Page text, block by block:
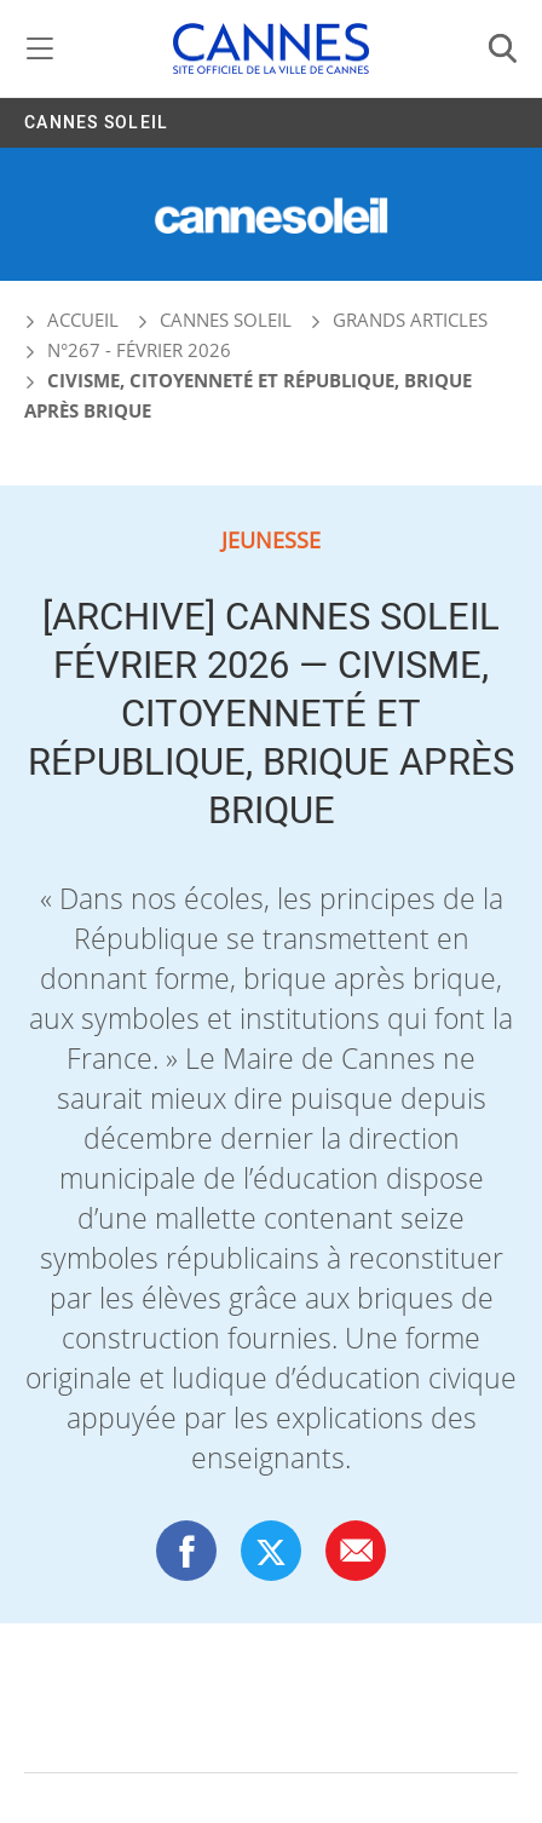
CANNES SOLEIL
ACCUEIL CANNES SOLEIL
GRANDS ARTICLES
N°267 - FÉVRIER 2026
CIVISME, CITOYENNETÉ ET RÉPUBLIQUE, BRIQUE
APRÈS BRIQUE
JEUNESSE
[ARCHIVE] CANNES SOLEIL
FÉVRIER 2026 — CIVISME,
CITOYENNETÉ ET
RÉPUBLIQUE, BRIQUE APRÈS
BRIQUE
« Dans nos écoles, les principes de la
République se transmettent en
donnant forme, brique après brique,
aux symboles et institutions qui font la
France. » Le Maire de Cannes ne
saurait mieux dire puisque depuis
décembre dernier la direction
municipale de l’éducation dispose
d’une mallette contenant seize
symboles républicains à reconstituer
par les élèves grâce aux briques de
construction fournies. Une forme
originale et ludique d’éducation civique
appuyée par les explications des
enseignants.